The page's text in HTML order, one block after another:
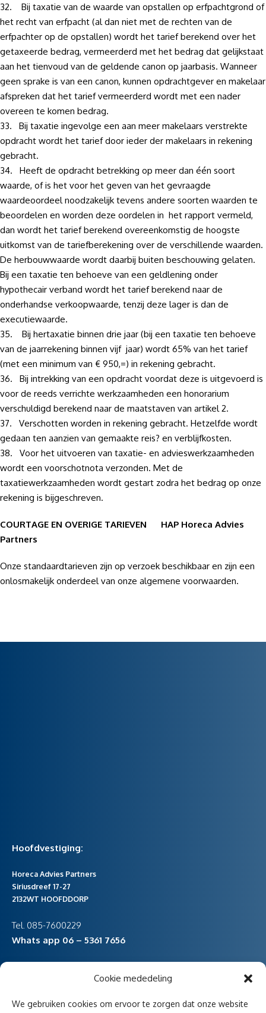
Cookie mededeling
We gebruiken cookies om ervoor te zorgen dat onze website
32. Bij taxatie van de waarde van opstallen op erfpachtgrond of
het recht van erfpacht (al dan niet met de rechten van de
erfpachter op de opstallen) wordt het tarief berekend over het
getaxeerde bedrag, vermeerderd met het bedrag dat gelijkstaat
aan het tienvoud van de geldende canon op jaarbasis. Wanneer
geen sprake is van een canon, kunnen opdrachtgever en makelaar
afspreken dat het tarief vermeerderd wordt met een nader
overeen te komen bedrag.
33. Bij taxatie ingevolge een aan meer makelaars verstrekte
opdracht wordt het tarief door ieder der makelaars in rekening
gebracht.
34. Heeft de opdracht betrekking op meer dan één soort
waarde, of is het voor het geven van het gevraagde
waardeoordeel noodzakelijk tevens andere soorten waarden te
beoordelen en worden deze oordelen in het rapport vermeld,
dan wordt het tarief berekend overeenkomstig de hoogste
uitkomst van de tariefberekening over de verschillende waarden.
De herbouwwaarde wordt daarbij buiten beschouwing gelaten.
Bij een taxatie ten behoeve van een geldlening onder
hypothecair verband wordt het tarief berekend naar de
onderhandse verkoopwaarde, tenzij deze lager is dan de
executiewaarde.
35. Bij hertaxatie binnen drie jaar (bij een taxatie ten behoeve
van de jaarrekening binnen vijf jaar) wordt 65% van het tarief
(met een minimum van € 950,=) in rekening gebracht.
36. Bij intrekking van een opdracht voordat deze is uitgevoerd is
voor de reeds verrichte werkzaamheden een honorarium
verschuldigd berekend naar de maatstaven van artikel 2.
37. Verschotten worden in rekening gebracht. Hetzelfde wordt
gedaan ten aanzien van gemaakte reis? en verblijfkosten.
38. Voor het uitvoeren van taxatie- en advieswerkzaamheden
wordt een voorschotnota verzonden. Met de
taxatiewerkzaamheden wordt gestart zodra het bedrag op onze
rekening is bijgeschreven.
COURTAGE EN OVERIGE TARIEVEN HAP Horeca Advies
Partners
Onze standaardtarieven zijn op verzoek beschikbaar en zijn een
onlosmakelijk onderdeel van onze algemene voorwaarden.
Hoofdvestiging:
Horeca Advies Partners
Siriusdreef 17-27
2132WT HOOFDDORP
Tel. 085-7600229
Whats app 06 – 5361 7656